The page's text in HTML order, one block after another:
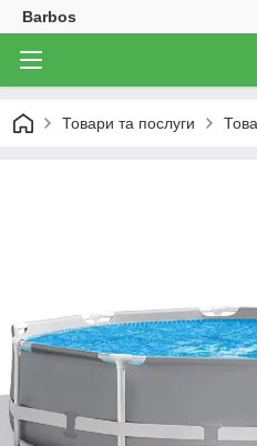
Barbos
Товари та послуги